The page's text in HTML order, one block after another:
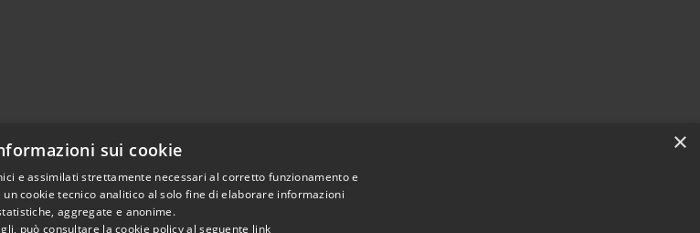
×
sui cookie
e assimilati strettamente necessari al corretto funzionamento e
cookie tecnico analitico al solo fine di elaborare informazioni
aggregate e anonime.
può consultare la cookie policy al seguente link